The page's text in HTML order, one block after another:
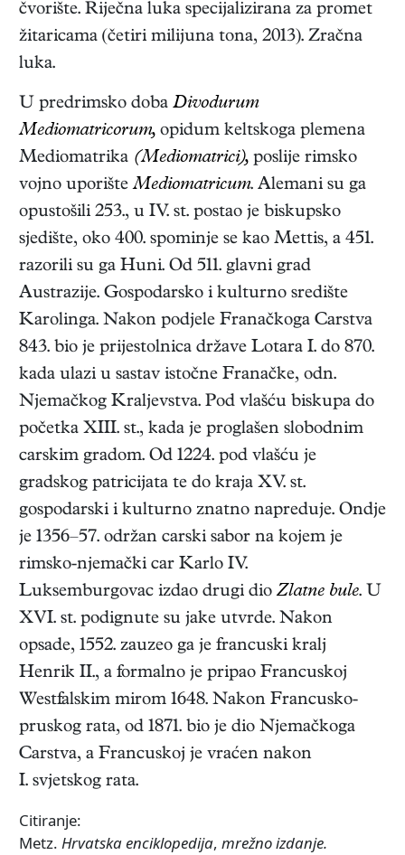
čvorište. Riječna luka specijalizirana za promet
žitaricama (četiri milijuna tona, 2013). Zračna
luka.
U predrimsko doba Divodurum
Mediomatricorum, opidum keltskoga plemena
Mediomatrika (Mediomatrici), poslije rimsko
vojno uporišteMediomatricum. Alemani su ga
opustošili 253., u IV. st. postao je biskupsko
sjedište, oko 400. spominje se kao Mettis, a 451.
razorili su ga Huni. Od 511. glavni grad
Austrazije. Gospodarsko i kulturno središte
Karolinga. Nakon podjele Franačkoga Carstva
843. bio je prijestolnica države Lotara I. do 870.
kada ulazi u sastav istočne Franačke, odn.
Njemačkog Kraljevstva. Pod vlašću biskupa do
početka XIII. st., kada je proglašen slobodnim
carskim gradom. Od 1224. pod vlašću je
gradskog patricijata te do kraja XV. st.
gospodarski i kulturno znatno napreduje. Ondje
je 1356–57. održan carski sabor na kojem je
rimsko-njemački car Karlo IV.
Luksemburgovac izdao drugi dioZlatne bule. U
XVI. st. podignute su jake utvrde. Nakon
opsade, 1552. zauzeo ga je francuski kralj
Henrik II., a formalno je pripao Francuskoj
Westfalskim mirom 1648. Nakon Francusko-
pruskog rata, od 1871. bio je dio Njemačkoga
Carstva, a Francuskoj je vraćen nakon
I. svjetskog rata.
Citiranje:
Metz. Hrvatska enciklopedija, mrežno izdanje.